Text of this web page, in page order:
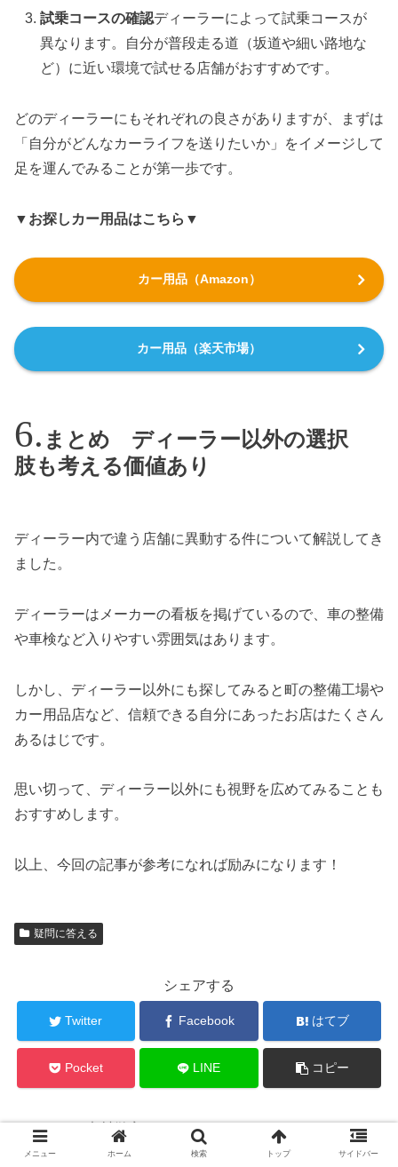
試乗コースの確認ディーラーによって試乗コースが
異なります。自分が普段走る道（坂道や細い路地な
ど）に近い環境で試せる店舗がおすすめです。
どのディーラーにもそれぞれの良さがありますが、まずは
「自分がどんなカーライフを送りたいか」をイメージして
足を運んでみることが第一歩です。
▼お探しカー用品はこちら▼
カー用品（Amazon）
カー用品（楽天市場）
まとめ ディーラー以外の選択
肢も考える価値あり
ディーラー内で違う店舗に異動する件について解説してき
ました。
ディーラーはメーカーの看板を掲げているので、車の整備
や車検など入りやすい雰囲気はあります。
しかし、ディーラー以外にも探してみると町の整備工場や
カー用品店など、信頼できる自分にあったお店はたくさん
あるはじです。
思い切って、ディーラー以外にも視野を広めてみることも
おすすめします。
以上、今回の記事が参考になれば励みになります！
疑問に答える
シェアする
Twitter Facebook はてブ
Pocket LINE コピー
木村徹夜（テツヤ）をフォローする
メニュー ホーム 検索 トップ サイドバー